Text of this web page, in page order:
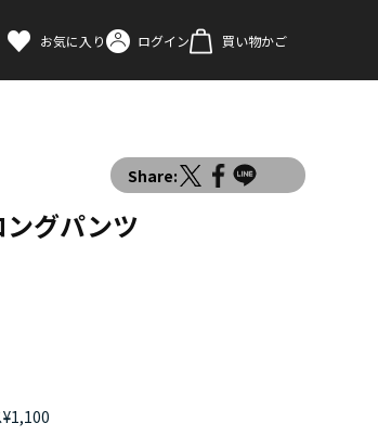
お気に入り ログイン 買い物かご
Share:
グパンツ